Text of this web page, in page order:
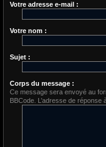
Votre adresse e-mail :
Votre nom :
Sujet :
Corps du message :
Ce message sera envoyé au
BBCode. L’adresse de